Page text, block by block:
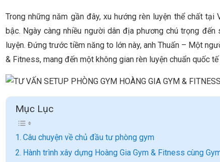
Trong những năm gần đây, xu hướng rèn luyện thể chất
bậc. Ngày càng nhiều người dân địa phương chú trọng
luyện. Đứng trước tiềm năng to lớn này, anh Thuấn – Một
& Fitness, mang đến một không gian rèn luyện chuẩn quốc
Mục Lục
Câu chuyện về chủ đầu tư phòng gym
Hành trình xây dựng Hoàng Gia Gym & Fitness cùng